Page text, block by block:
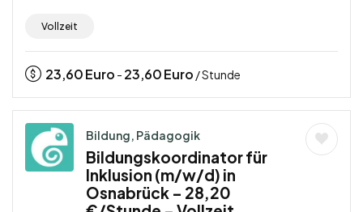
Vollzeit
23,60Euro - 23,60Euro / Stunde
Bildung, Pädagogik
Bildungskoordinator für
Inklusion (m/w/d) in
Osnabrück – 28,20